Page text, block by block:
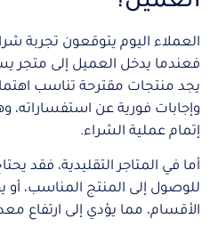
العملاء اليوم يتوقعون تجربة
فعندما يدخل العميل إلى متجر
يجد منتجات مقترحة تناسب
وإجابات فورية عن استفساراته،
إتمام عملية الشراء.
أما في المتاجر التقليدية، فقد
للوصول إلى المنتج المناسب، أو
الأقسام، مما يؤدي إلى ارتفاع